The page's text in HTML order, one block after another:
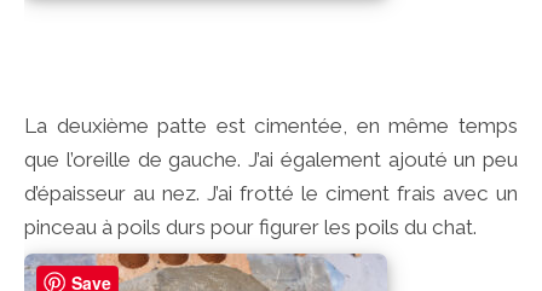
La deuxième patte est cimentée, en même temps
que l’oreille de gauche. J’ai également ajouté un peu
d’épaisseur au nez. J’ai frotté le ciment frais avec un
pinceau à poils durs pour figurer les poils du chat.
Save